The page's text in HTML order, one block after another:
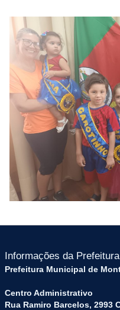
Informações da Prefeitura
Prefeitura Municipal de
Centro Administrativo
Rua Ramiro Barcelos, 2993